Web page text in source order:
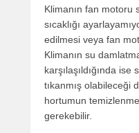
Klimanın fan motoru
sıcaklığı
edilmesi veya fan
Klimanın su
karşılaşıldığında
tıkanmış olabileceği
hortumun
gerekebilir.